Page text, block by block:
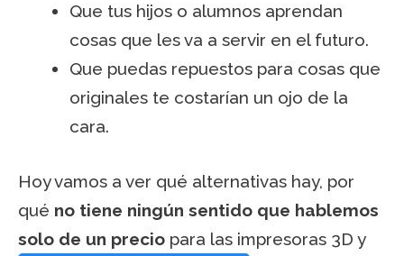
Que tus hijos o alumnos aprendan
cosas que les va a servir en el futuro.
Que puedas repuestos para cosas que
originales te costarían un ojo de la
cara.
Hoy vamos a ver qué alternativas hay, por
qué no tiene ningún sentido que hablemos
solo de un precio para las impresoras 3D y